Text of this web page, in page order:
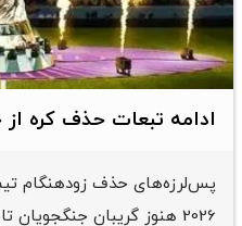
ادامه تبعات حذف کره
پس‌لرزه‌های حذف زودهنگام
2026 هنوز گریبان جنگجویان تائگوک را رها نکرده است.